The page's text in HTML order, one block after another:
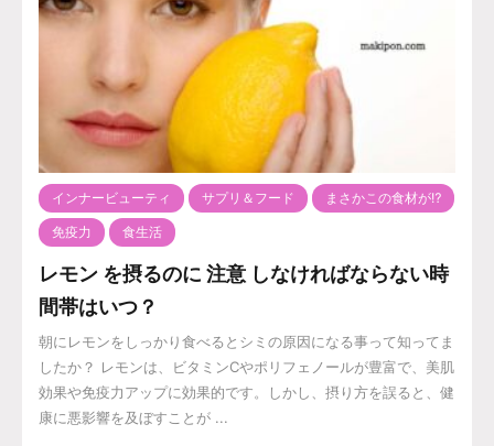
インナービューティ サプリ＆フード まさかこの食材が⁉️
免疫力 食生活
レモン を摂るのに 注意 しなければならない時
間帯はいつ？
朝にレモンをしっかり食べるとシミの原因になる事って知ってま
したか？ レモンは、ビタミンCやポリフェノールが豊富で、美肌
効果や免疫力アップに効果的です。しかし、摂り方を誤ると、健
康に悪影響を及ぼすことが ...